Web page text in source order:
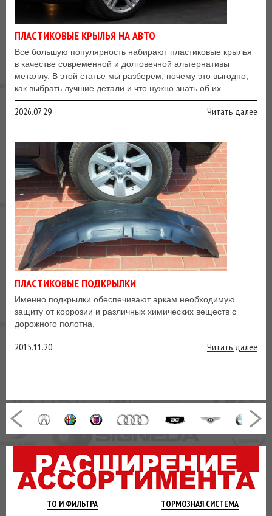
ТО И ФИЛЬТРА ТОРМОЗНАЯСИСТЕМА
ПЛАСТИКОВЫЕ КРЫЛЬЯ НА АВТО
Все большую популярность набирают пластиковые крылья
в качестве современной и долговечной альтернативы
металлу. В этой статье мы разберем, почему это выгодно,
как выбрать лучшие детали и что нужно знать об их
монтаже
2026.07.29 Читать далее
ПЛАСТИКОВЫЕ ПОДКРЫЛКИ
Именно подкрылки обеспечивают аркам необходимую
защиту от коррозии и различных химических веществ с
дорожного полотна.
2015.11.20 Читать далее